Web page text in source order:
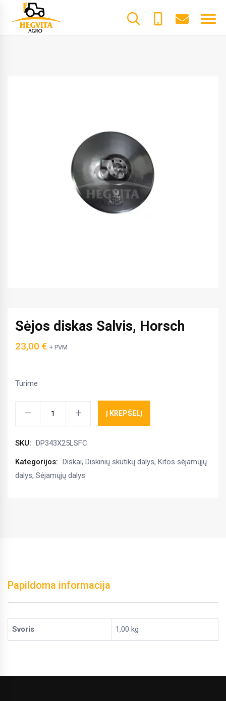
Sėjos diskas Salvis, Horsch
23,00 € + PVM
Turime
Horsch
kiekis
Į KREPŠELĮ
SKU: DP343X25LSFC
Kategorijos: Diskai, Diskinių skutikų dalys, Kitos sėjamųjų
dalys, Sėjamųjų dalys
Papildoma informacija
Svoris 1,00 kg